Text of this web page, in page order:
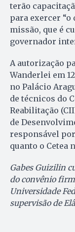
terão
para exercer “o
missão, que é
governador
A autorização
Wanderlei em
no Palácio
de técnicos do
Reabilitação
de
responsável
quanto o Cetea
Gabes Guizilin
do convênio
Universidade
supervisão de